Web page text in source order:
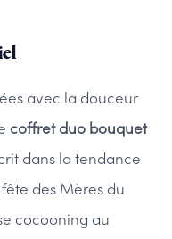
avec la douceur
coffret duo bouquet
dans la tendance
des Mères du
cocooning au